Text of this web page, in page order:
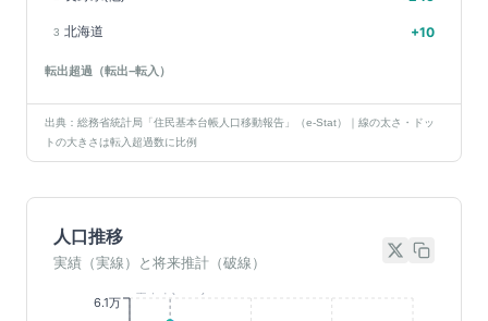
3 北海道 +10
転出超過（転出−転入）
出典：総務省統計局「住民基本台帳人口移動報告」（e-Stat）｜線の太さ・ドッ
トの大きさは転入超過数に比例
人口推移
実績（実線）と将来推計（破線）
6.1万